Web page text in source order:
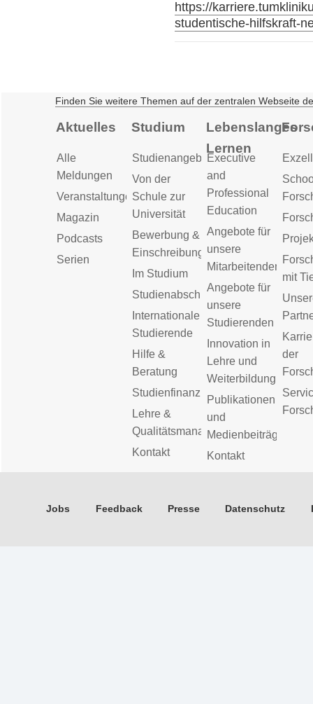
https://
studentische-hilfskraft-
Finden Sie weitere Themen auf der zentralen Webseite
Aktuelles
Alle
Meldungen
Veranstaltungen
Magazin
Podcasts
Serien
Studium
Studienangebot
Von der
Schule zur
Universität
Bewerbung &
Einschreibung
Im Studium
Studienabschluss
Internationale
Studierende
Hilfe &
Beratung
Studienfinanzierung
Lehre &
Qualitätsmanagement
Kontakt
Lebenslanges
Lernen
Executive
and
Professional
Education
Angebote für
unsere
Mitarbeitenden
Angebote für
unsere
Studierenden
Innovation in
Lehre und
Weiterbildung
Publikationen
und
Medienbeiträge
Kontakt
mit
der
Jobs Feedback Presse Datenschutz